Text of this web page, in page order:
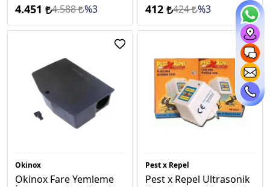
4.451 4.588 %3 412 424 %3
Okinox
Okinox Fare Yemleme
Pest x Repel
Pest x Repel Ultrasonik